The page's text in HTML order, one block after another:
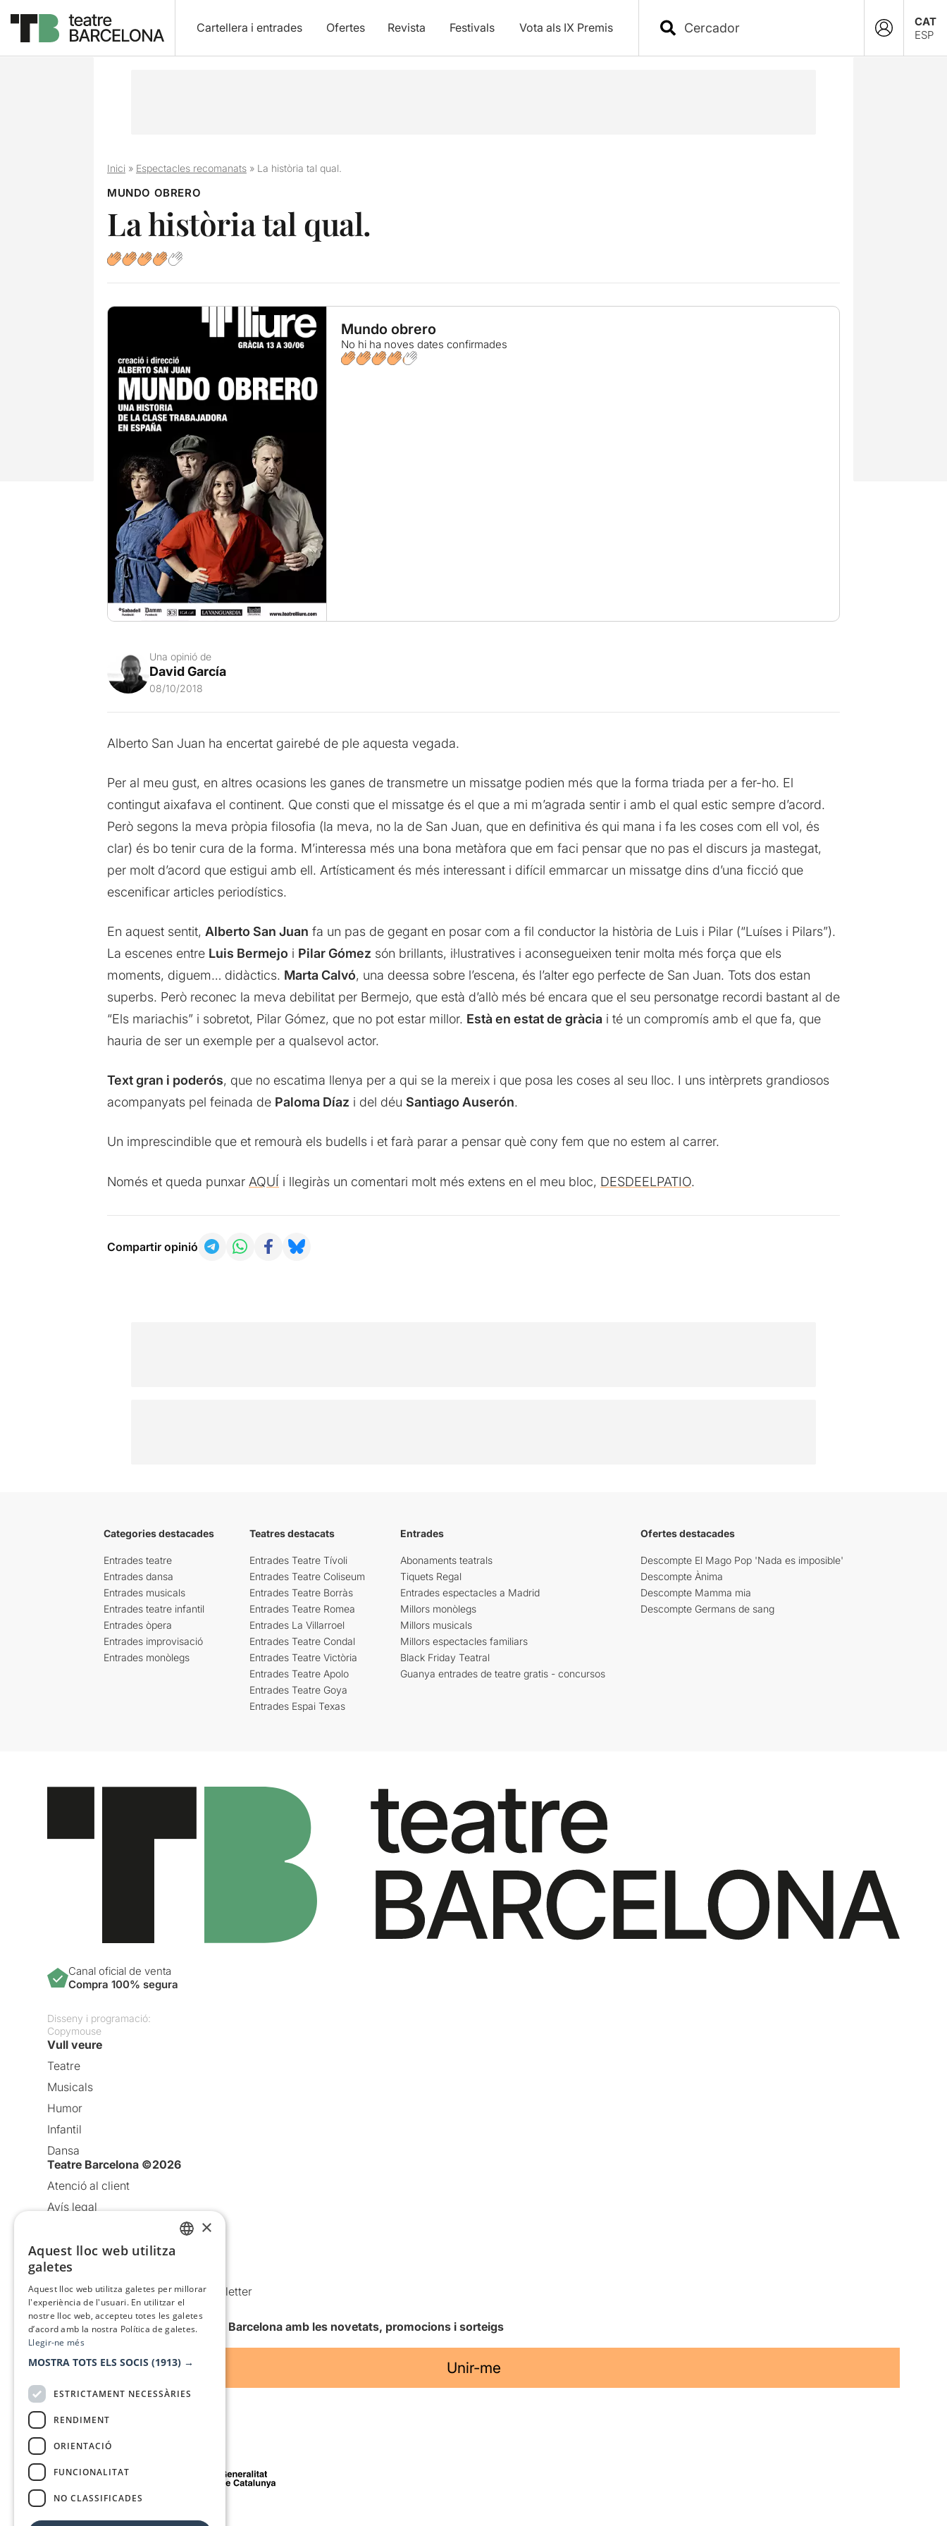
Cartellera i entrades Ofertes Revista Festivals Vota als IX Premis
CAT
ESP
Inici» Espectacles recomanats» La història tal qual.
MUNDO OBRERO
La història tal qual.
Mundo obrero
No hi ha noves dates confirmades
Una opinió de
David García
08/10/2018
Alberto San Juan ha encertat gairebé de ple aquesta vegada.
Per al meu gust, en altres ocasions les ganes de transmetre un missatge podien més que la forma triada per a fer-ho. El
contingut aixafava el continent. Que consti que el missatge és el que a mi m’agrada sentir i amb el qual estic sempre d’acord.
Però segons la meva pròpia filosofia (la meva, no la de San Juan, que en definitiva és qui mana i fa les coses com ell vol, és
clar) és bo tenir cura de la forma. M’interessa més una bona metàfora que em faci pensar que no pas el discurs ja mastegat,
per molt d’acord que estigui amb ell. Artísticament és més interessant i difícil emmarcar un missatge dins d’una ficció que
escenificar articles periodístics.
En aquest sentit, Alberto San Juan fa un pas de gegant en posar com a fil conductor la història de Luis i Pilar (“Luíses i Pilars”).
La escenes entre Luis Bermejo i Pilar Gómez són brillants, il·lustratives i aconsegueixen tenir molta més força que els
moments, diguem… didàctics. Marta Calvó, una deessa sobre l’escena, és l’alter ego perfecte de San Juan. Tots dos estan
superbs. Però reconec la meva debilitat per Bermejo, que està d’allò més bé encara que el seu personatge recordi bastant al de
“Els mariachis” i sobretot, Pilar Gómez, que no pot estar millor. Està en estat de gràcia i té un compromís amb el que fa, que
hauria de ser un exemple per a qualsevol actor.
Text gran i poderós, que no escatima llenya per a qui se la mereix i que posa les coses al seu lloc. I uns intèrprets grandiosos
acompanyats pel feinada de Paloma Díaz i del déu Santiago Auserón.
Un imprescindible que et remourà els budells i et farà parar a pensar què cony fem que no estem al carrer.
Només et queda punxar AQUÍ i llegiràs un comentari molt més extens en el meu bloc, DESDEELPATIO.
Compartir opinió
Categories destacades
Entrades teatre
Entrades dansa
Entrades musicals
Entrades teatre infantil
Entrades òpera
Entrades improvisació
Entrades monòlegs
Teatres destacats
Entrades Teatre Tívoli
Entrades Teatre Coliseum
Entrades Teatre Borràs
Entrades Teatre Romea
Entrades La Villarroel
Entrades Teatre Condal
Entrades Teatre Victòria
Entrades Teatre Apolo
Entrades Teatre Goya
Entrades Espai Texas
Entrades
Abonaments teatrals
Tiquets Regal
Entrades espectacles a Madrid
Millors monòlegs
Millors musicals
Millors espectacles familiars
Black Friday Teatral
Guanya entrades de teatre gratis - concursos
Ofertes destacades
Descompte El Mago Pop 'Nada es imposible'
Descompte Ànima
Descompte Mamma mia
Descompte Germans de sang
Canal oficial de venta
Compra 100% segura
Disseny i programació:
Copymouse
Vull veure
Teatre
Musicals
Humor
Infantil
Dansa
Teatre Barcelona ©2026
Atenció al client
Avís legal
Política de cookies
Condicions d’ús
Comunicacions comercials i Newsletter
Anuncia’t
Vull rebre la newsletter de Teatre Barcelona amb les novetats, promocions i sorteigs
Unir-me
Amb el suport de
Mitjà de comunicació associat a
×
Aquest lloc web utilitza
galetes
Aquest lloc web utilitza galetes per millorar
l'experiència de l'usuari. En utilitzar el
nostre lloc web, accepteu totes les galetes
d’acord amb la nostra Política de galetes.
Llegir-ne més
MOSTRA TOTS ELS SOCIS (1913) →
ESTRICTAMENT NECESSÀRIES
RENDIMENT
ORIENTACIÓ
FUNCIONALITAT
NO CLASSIFICADES